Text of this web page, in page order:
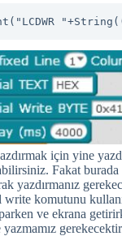
için yine
Fakat burada
yazdırmanız
komutunu
ve ekrana